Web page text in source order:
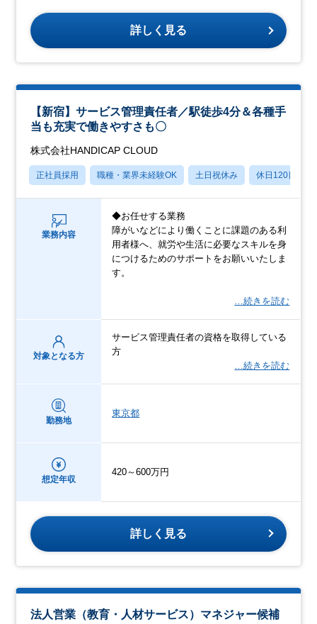
詳しく見る
【新宿】サービス管理責任者／駅徒歩4分＆各種手
当も充実で働きやすさも〇
株式会社HANDICAP CLOUD
正社員採用 職種・業界未経験OK 土日祝休み 休日120日以上
業務内容
◆お任せする業務
障がいなどにより働くことに課題のある利
用者様へ、就労や生活に必要なスキルを身
につけるためのサポートをお願いいたしま
す。
…続きを読む
対象となる方
サービス管理責任者の資格を取得している
方
…続きを読む
勤務地
東京都
想定年収
420～600万円
詳しく見る
法人営業（教育・人材サービス）マネジャー候補